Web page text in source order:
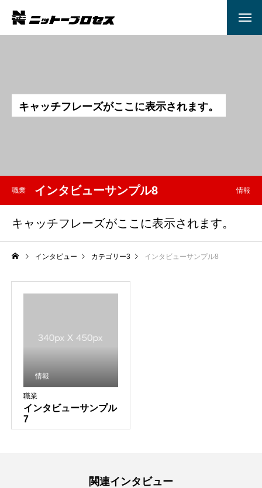
キャ ッチフレーズがこ こ に表示されます。
職業 インタビューサンプル8 情報
キャッチフレーズがここに表示されます。
インタビュー カテゴリー3 インタビューサンプル8
職業
インタビューサンプル
7
情報
関連インタビュー